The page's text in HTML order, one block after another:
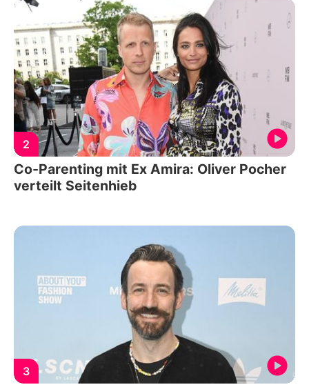
2
Co-Parenting mit Ex Amira: Oliver Pocher
verteilt Seitenhieb
3